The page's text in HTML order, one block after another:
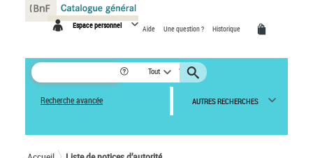
Espace personnel Aide Une question ? Historique
Tout
Recherche avancée AUTRES RECHERCHES
Panneau de gestion des cookies